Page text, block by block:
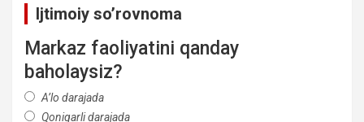
Ijtimoiy so’rovnoma
Markaz faoliyatini qanday
baholaysiz?
A’lo darajada
Qoniqarli darajada